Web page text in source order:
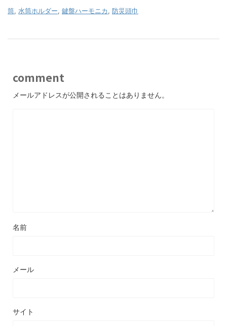
筒, 水筒ホルダー, 鍵盤ハーモニカ, 防災頭巾
comment
メールアドレスが公開されることはありません。
名前
メール
サイト